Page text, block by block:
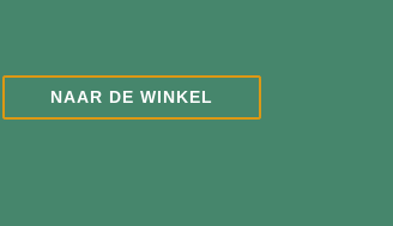
NAAR DE WINKEL